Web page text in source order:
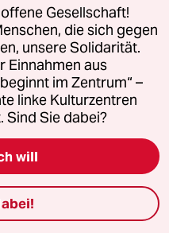
für Zukunft
für eine bessere
vier Ausgaben für
eine Ausgabe von
„Was wäre, wenn
Briefkasten
„Was wäre, wenn wir
Gesellschaft!
die sich gegen
unsere Solidarität.
Einnahmen aus
im Zentrum“ –
linke Kulturzentren
Sie dabei?
will